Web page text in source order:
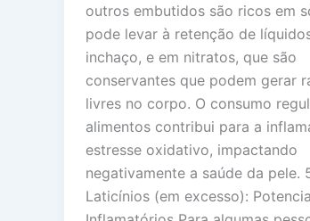
outros embutidos são ricos em
pode levar à retenção de
inchaço, e em nitratos, que são
conservantes que podem gerar
livres no corpo. O consumo
alimentos contribui para a
estresse oxidativo, impactando
negativamente a saúde da pele.
Laticínios (em excesso):